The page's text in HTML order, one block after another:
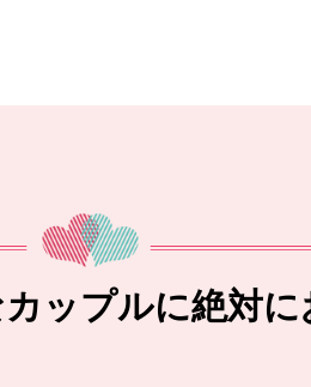
ップルに絶対に